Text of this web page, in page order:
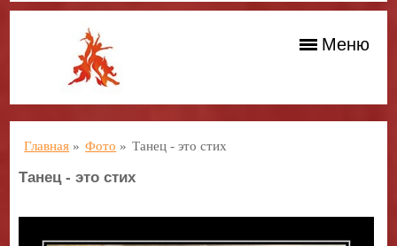
Меню
Главная » Фото » Танец - это стих
Танец - это стих